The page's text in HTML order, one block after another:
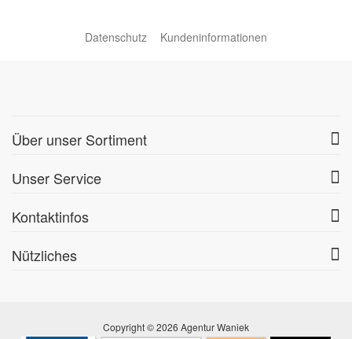
Datenschutz Kundeninformationen
Über unser Sortiment
Unser Service
Kontaktinfos
Nützliches
Copyright © 2026 Agentur Waniek